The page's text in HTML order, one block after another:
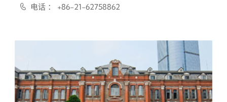
电话 ： +86-21-62758862